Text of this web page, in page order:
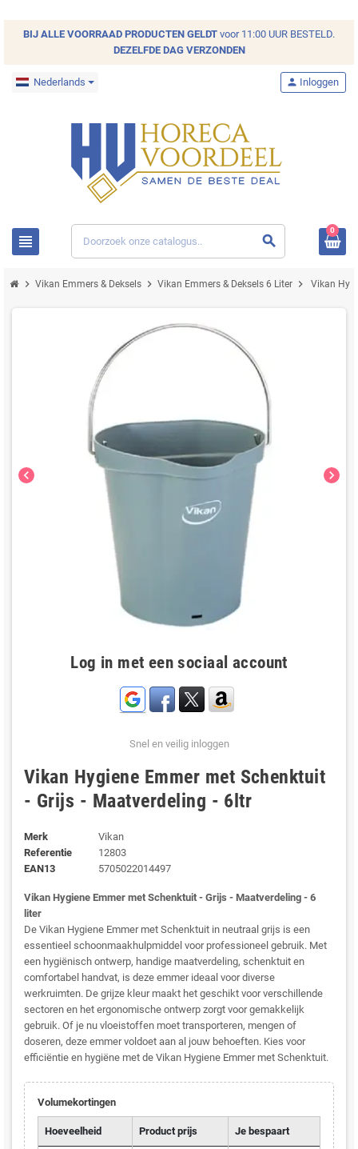
BIJ ALLE VOORRAAD PRODUCTEN GELDT voor 11:00 UUR BESTELD.
DEZELFDE DAG VERZONDEN
Nederlands
view_headline search
person Inloggen
0
chevron_right Vikan Emmers & Deksels chevron_right Vikan Emmers & Deksels 6 Liter chevron_right Vikan
chevron_left chevron_right
Log in met een sociaal account
Snel en veilig inloggen
Vikan Hygiene Emmer met Schenktuit
- Grijs - Maatverdeling - 6ltr
Merk
Vikan
Referentie
12803
EAN13
5705022014497
Vikan Hygiene Emmer met Schenktuit - Grijs - Maatverdeling - 6
liter
De Vikan Hygiene Emmer met Schenktuit in neutraal grijs is een
essentieel schoonmaakhulpmiddel voor professioneel gebruik. Met
een hygiënisch ontwerp, handige maatverdeling, schenktuit en
comfortabel handvat, is deze emmer ideaal voor diverse
werkruimten. De grijze kleur maakt het geschikt voor verschillende
sectoren en het ergonomische ontwerp zorgt voor gemakkelijk
gebruik. Of je nu vloeistoffen moet transporteren, mengen of
doseren, deze emmer voldoet aan al jouw behoeften. Kies voor
efficiëntie en hygiëne met de Vikan Hygiene Emmer met Schenktuit.
Volumekortingen
Hoeveelheid Product prijs Je bespaart